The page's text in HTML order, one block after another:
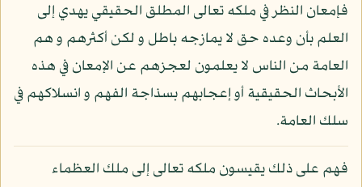
فإمعان النظر في ملكه تعالى المطلق الحقيقي يهدي إلى
العلم بأن وعده حق لا يمازجه باطل و لكن أكثرهم و هم
العامة من الناس لا يعلمون لعجزهم عن الإمعان في هذه
الأبحاث الحقيقية أو إعجابهم بسذاجة الفهم و انسلاكهم في
سلك العامة.
فهم على ذلك يقيسون ملكه تعالى إلى ملك العظماء